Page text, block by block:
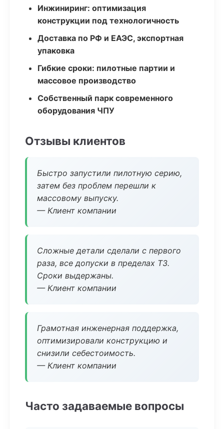
Инжиниринг: оптимизация
конструкции под технологичность
Доставка по РФ и ЕАЭС, экспортная
упаковка
Гибкие сроки: пилотные партии и
массовое производство
Собственный парк современного
оборудования ЧПУ
Отзывы клиентов
Быстро запустили пилотную серию,
затем без проблем перешли к
массовому выпуску.
— Клиент компании
Сложные детали сделали с первого
раза, все допуски в пределах ТЗ.
Сроки выдержаны.
— Клиент компании
Грамотная инженерная поддержка,
оптимизировали конструкцию и
снизили себестоимость.
— Клиент компании
Часто задаваемые вопросы